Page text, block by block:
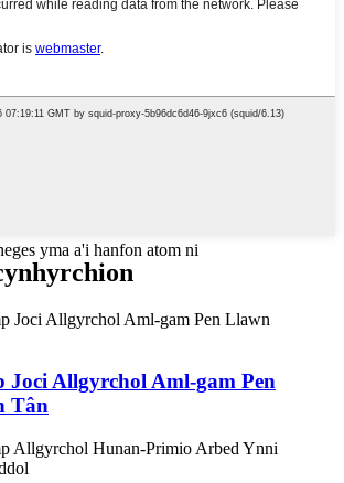
yma a'i hanfon atom ni
Joci Allgyrchol Aml-gam Pen
Tân